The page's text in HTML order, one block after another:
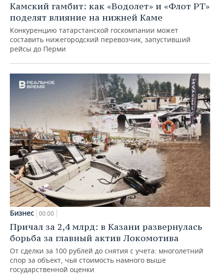
Камский гамбит: как «Водолет» и «Флот РТ»
поделят влияние на нижней Каме
Конкуренцию татарстанской госкомпании может
составить нижегородский перевозчик, запустивший
рейсы до Перми
Бизнес 00:00
Причал за 2,4 млрд: в Казани развернулась
борьба за главный актив Локомотива
От сделки за 100 рублей до снятия с учета: многолетний
спор за объект, чья стоимость намного выше
государственной оценки